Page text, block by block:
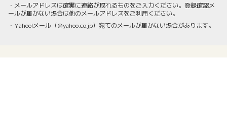
・メールアドレスは確実に連絡が取れるものをご入力ください。登録確認メ
ールが届かない場合は他のメールアドレスをご利用ください。
・Yahoo!メール（@yahoo.co.jp）宛てのメールが届かない場合があります。